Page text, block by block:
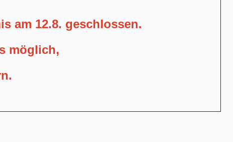
am 12.8. geschlossen.
möglich,